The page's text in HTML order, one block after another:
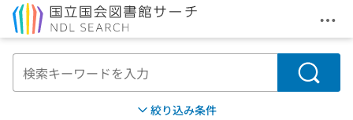
メ
検索
絞り込み条件